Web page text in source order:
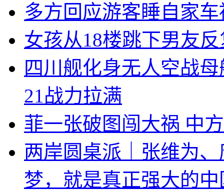
多方回应游客睡自家
女孩从18楼跳下男友
四川舰化身无人空战
21战力拉满
菲一张破图闯大祸 中
两岸圆桌派｜张维为
梦，就是真正强大的中